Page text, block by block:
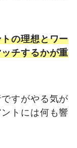
の理想とワー
チするかが重
すがやる気が
トには何も響